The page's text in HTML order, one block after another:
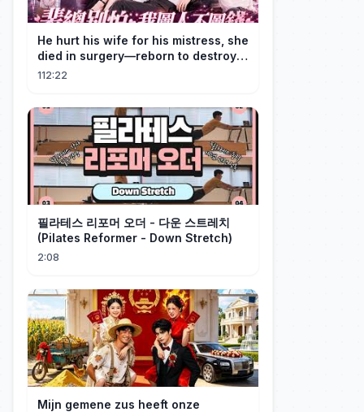
He hurt his wife for his mistress, she
died in surgery—reborn to destroy
him!
112:22
필라테스 리포머 오더 - 다운 스트레치
(Pilates Reformer - Down Stretch)
2:08
Mijn gemene zus heeft onze